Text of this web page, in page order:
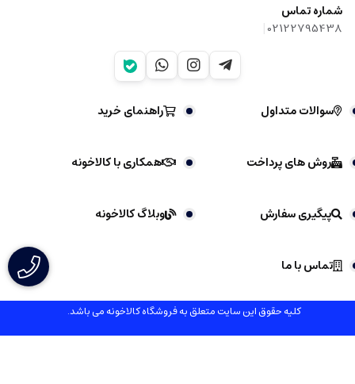
شماره تماس
02122795438
|
سوالات متداول راهنمای خرید
روش های پرداخت همکاری با کالاخونه
پیگیری سفارش وبلاگ کالاخونه
تماس با ما
کلیه حقوق این سایت متعلق به فروشگاه کالاخونه می باشد.